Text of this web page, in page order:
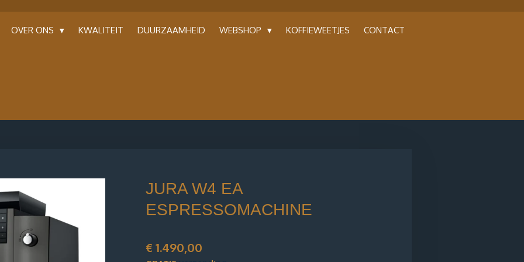
OVER ONS KWALITEIT DUURZAAMHEID WEBSHOP KOFFIEWEETJES CONTACT
JURA W4 EA
ESPRESSOMACHINE
€ 1.490,00